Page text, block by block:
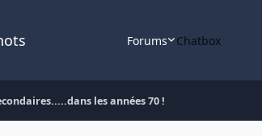
Forums Chatbox
les années 70 !